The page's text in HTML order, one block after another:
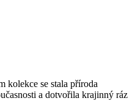
kolekce se stala příroda
a dotvořila krajinný ráz